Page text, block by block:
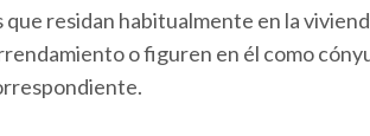
que residan habitualmente en la
o figuren en él como